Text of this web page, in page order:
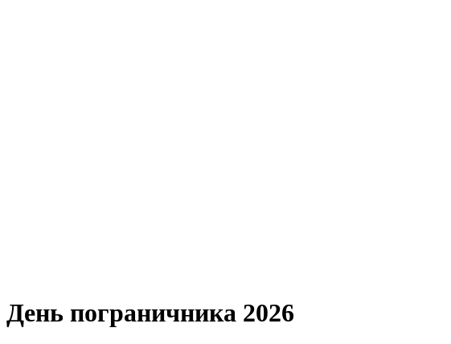
День пограничника 2026